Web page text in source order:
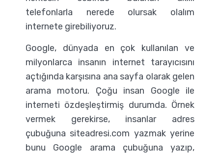
telefonlarla nerede olursak olalım
internete girebiliyoruz.
Google, dünyada en çok kullanılan ve
milyonlarca insanın internet tarayıcısını
açtığında karşısına ana sayfa olarak gelen
arama motoru. Çoğu insan Google ile
interneti özdeşleştirmiş durumda. Örnek
vermek gerekirse, insanlar adres
çubuğuna siteadresi.com yazmak yerine
bunu Google arama çubuğuna yazıp,